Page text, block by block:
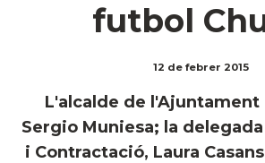
futbol
12 de febrer 2015
L'alcalde de l'Ajuntament
Sergio Muniesa; la
i Contractació, Laura